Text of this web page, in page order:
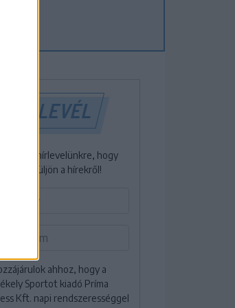
HÍRLEVÉL
fel hírlevelünkre, hogy
értesüljön a hírekről!
ahhoz, hogy a
Sportot kiadó Príma
Kft. napi rendszerességgel